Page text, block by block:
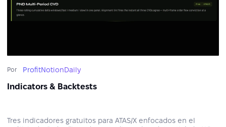
Por ProfitNotionDaily
Indicators & Backtests
Tres indicadores gratuitos para ATAS/X enfocados en el